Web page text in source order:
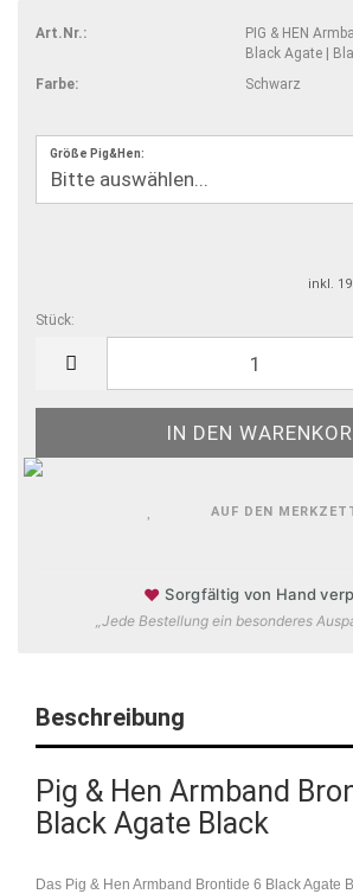
Art.Nr.:
PIG & HEN
Black Agate |
Farbe:
Schwarz
Größe Pig&Hen:
inkl.
Stück:
AUF DEN
♥ Sorgfältig von Hand
„Jede Bestellung ein besonderes
Beschreibung
Pig & Hen Armband
Black Agate Black
Das Pig & Hen Armband Brontide 6 Black Agate